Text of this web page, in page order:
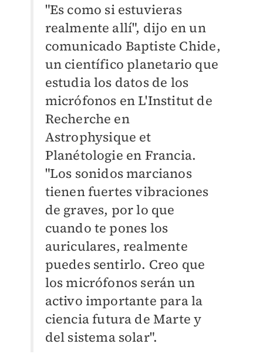
"Es como si estuvieras
realmente allí", dijo en un
comunicado Baptiste Chide,
un científico planetario que
estudia los datos de los
micrófonos en L'Institut de
Recherche en
Astrophysique et
Planétologie en Francia.
"Los sonidos marcianos
tienen fuertes vibraciones
de graves, por lo que
cuando te pones los
auriculares, realmente
puedes sentirlo. Creo que
los micrófonos serán un
activo importante para la
ciencia futura de Marte y
del sistema solar".